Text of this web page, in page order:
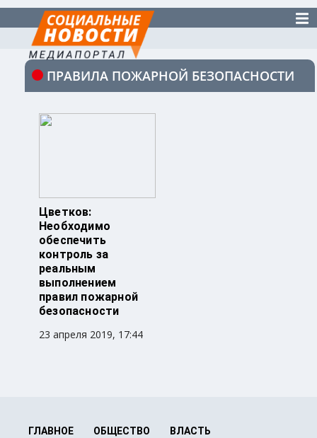
ПРАВИЛА ПОЖАРНОЙ БЕЗОПАСНОСТИ
Цветков:
Необходимо
обеспечить
контроль за
реальным
выполнением
правил пожарной
безопасности
23 апреля 2019, 17:44
ГЛАВНОЕ ОБЩЕСТВО
ВЛАСТЬ